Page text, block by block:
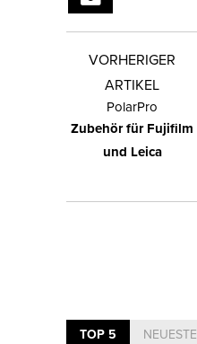
VORHERIGER
ARTIKEL
PolarPro
Zubehör für Fujifilm
und Leica
TOP 5 NEUESTE